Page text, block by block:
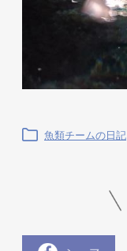
魚類チームの日記